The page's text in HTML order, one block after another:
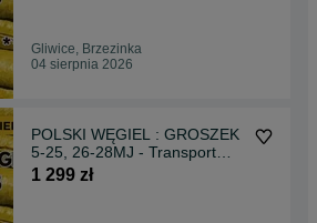
Gliwice, Brzezinka
04 sierpnia 2026
POLSKI WĘGIEL : GROSZEK
5-25, 26-28MJ - Transport
Gratis !
1 299 zł